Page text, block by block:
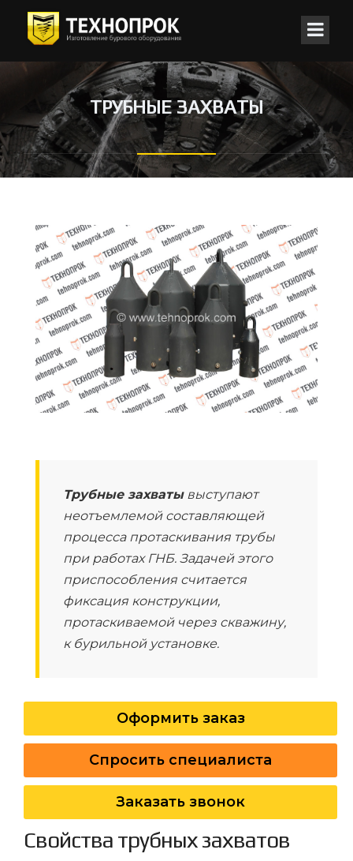
ТРУБНЫЕ ЗАХВАТЫ
Трубные захватывыступают
неотъемлемой составляющей
процесса протаскивания трубы
при работах ГНБ. Задачей этого
приспособления считается
фиксация конструкции,
протаскиваемой через скважину,
к бурильной установке.
Оформить заказ
Спросить специалиста
Заказать звонок
Свойства трубных захватов